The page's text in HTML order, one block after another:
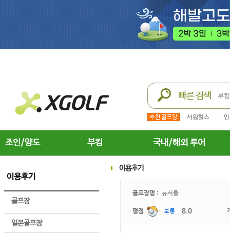
서원힐스
조인/양도 부킹 국내/해외 투어
이용후기
골프장
일본골프장
이용후기
골프장명 : 뉴서울
평점 8.0